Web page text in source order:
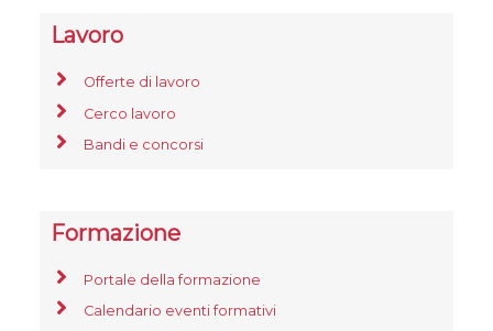
Lavoro
Offerte di lavoro
Cerco lavoro
Bandi e concorsi
Formazione
Portale della formazione
Calendario eventi formativi